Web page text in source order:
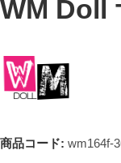
WM Doll
商品コード: wm164f-